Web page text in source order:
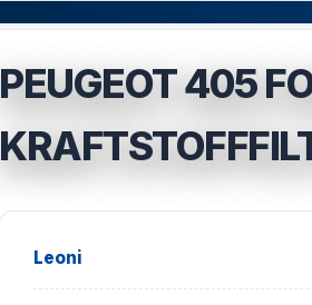
PEUGEOT 405
Leoni